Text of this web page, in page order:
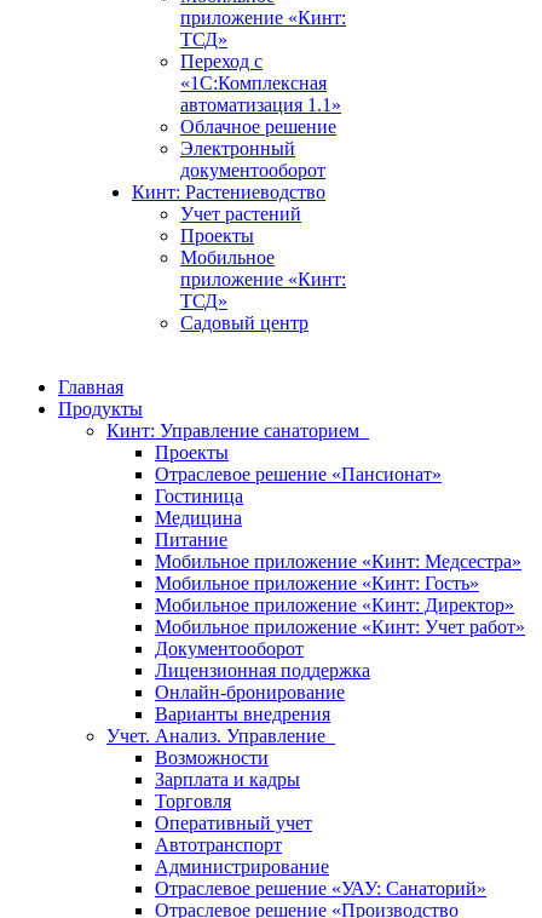
приложение «Кинт:
ТСД»
Переход с
«1С:Комплексная
автоматизация 1.1»
Облачное решение
Электронный
документооборот
Кинт: Растениеводство
Учет растений
Проекты
Мобильное
приложение «Кинт:
ТСД»
Садовый центр
Главная
Продукты
Кинт: Управление санаторием
Проекты
Отраслевое решение «Пансионат»
Гостиница
Медицина
Питание
Мобильное приложение «Кинт: Медсестра»
Мобильное приложение «Кинт: Гость»
Мобильное приложение «Кинт: Директор»
Мобильное приложение «Кинт: Учет работ»
Документооборот
Лицензионная поддержка
Онлайн-бронирование
Варианты внедрения
Учет. Анализ. Управление
Возможности
Зарплата и кадры
Торговля
Оперативный учет
Автотранспорт
Администрирование
Отраслевое решение «УАУ: Санаторий»
Отраслевое решение «Производство